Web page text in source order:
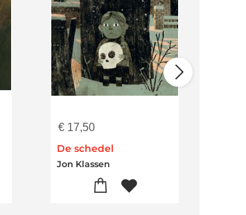
€ 17,50
De schedel
Jon Klassen